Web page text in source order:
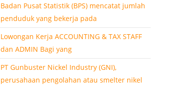
Badan Pusat Statistik (BPS) mencatat jumlah
penduduk yang bekerja pada
Lowongan Kerja ACCOUNTING & TAX STAFF
dan ADMIN Bagi yang
PT Gunbuster Nickel Industry (GNI),
perusahaan pengolahan atau smelter nikel